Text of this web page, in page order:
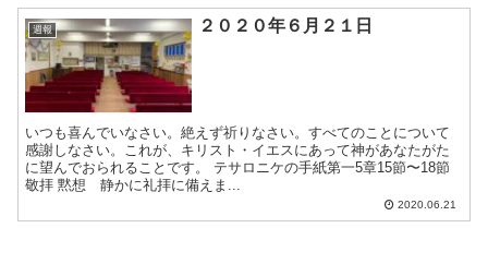
週報 ２０２０年６月２１日
いつも喜んでいなさい。絶えず祈りなさい。すべてのことについて
感謝しなさい。これが、キリスト・イエスにあって神があなたがた
に望んでおられることです。 テサロニケの手紙第一5章15節〜18節
敬拝 黙想 静かに礼拝に備えま...
2020.06.21